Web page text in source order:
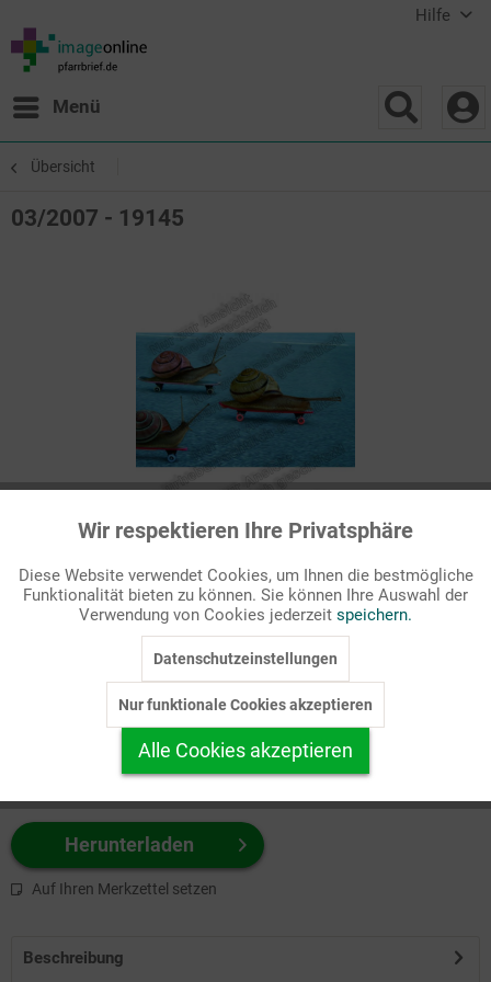
Hilfe
Menü
Übersicht
03/2007 - 19145
Passende Stichworte
Kinderseite
zuerst Ihr Produktformat aus.
z.B. Farbe-Grafik, Schwarz-Weiß-Grafik, mit/ohne Text ...
Herunterladen
Auf Ihren Merkzettel setzen
Beschreibung
Funktionale Aktiv
Marketing Inaktiv
Personalisierung Inaktiv
Service
Wir respektieren Ihre Privatsphäre
Diese Website verwendet Cookies, um Ihnen die bestmögliche
Funktionalität bieten zu können. Sie können Ihre Auswahl der
Verwendung von Cookies jederzeit speichern.
Datenschutzeinstellungen
Nur funktionale Cookies akzeptieren
Alle Cookies akzeptieren